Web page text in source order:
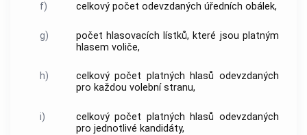
f) celkový počet odevzdaných úředních obálek,
g)
počet hlasovacích lístků, které jsou platným
hlasem voliče,
h)
celkový počet platných hlasů odevzdaných
pro každou volební stranu,
i)
celkový počet platných hlasů odevzdaných
pro jednotlivé kandidáty,